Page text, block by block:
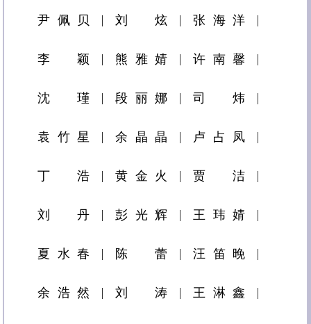
尹佩贝 刘炫 张海洋
李颖 熊雅婧 许南馨
沈瑾 段丽娜 司炜
袁竹星 余晶晶 卢占凤
丁浩 黄金火 贾洁
刘丹 彭光辉 王玮婧
夏水春 陈蕾 汪笛晚
余浩然 刘涛 王淋鑫